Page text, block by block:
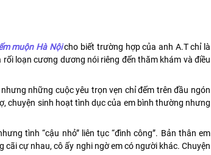
muộn Hà Nộicho biết trường hợp của anh A.T chỉ là
loạn cương dương nói riêng đến thăm khám và điều
những cuộc yêu trọn vẹn chỉ đếm trên đầu ngón
chuyện sinh hoạt tình dục của em bình thường nhưng
tình “cậu nhỏ” liên tục “đình công”. Bản thân em
cự nhau, cô ấy nghi ngờ em có người khác. Chuyện